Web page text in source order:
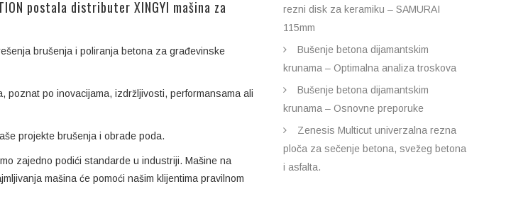
postala distributer XINGYI mašina za
brušenja i poliranja betona za građevinske
po inovacijama, izdržljivosti, performansama ali
projekte brušenja i obrade poda.
zajedno podići standarde u industriji. Mašine na
mašina će pomoći našim klijentima pravilnom
rezni disk za keramiku – SAMURAI
115mm
Bušenje betona dijamantskim
krunama – Optimalna analiza troskova
Bušenje betona dijamantskim
krunama – Osnovne preporuke
Zenesis Multicut univerzalna rezna
ploča za sečenje betona, svežeg betona
i asfalta.